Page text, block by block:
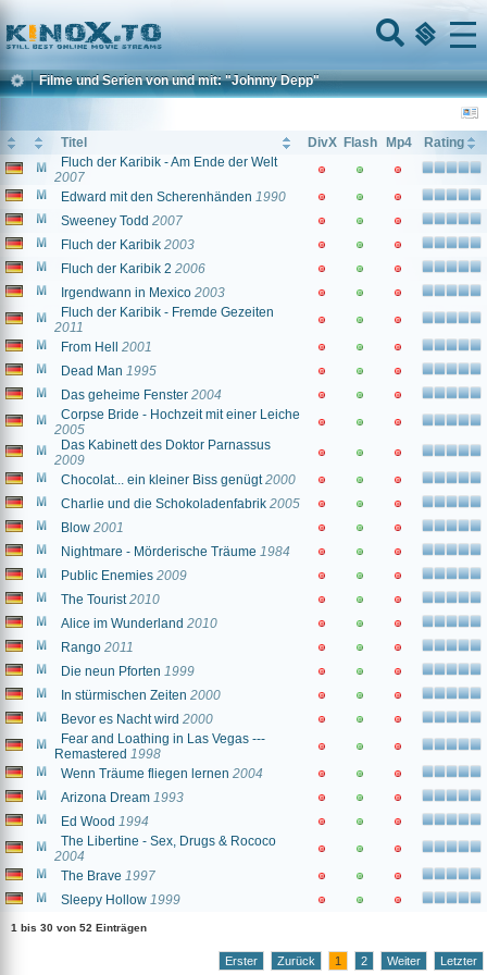
Home
Menu
Filme und Serien von und mit: "Johnny Depp"
Titel DivX Flash Mp4
Rating
Fluch der Karibik - Am Ende der Welt
2007
Edward mit den Scherenhänden 1990
Sweeney Todd 2007
Fluch der Karibik 2003
Fluch der Karibik 2 2006
Irgendwann in Mexico 2003
Fluch der Karibik - Fremde Gezeiten
2011
From Hell
2001
Dead Man 1995
Das geheime Fenster 2004
Corpse Bride - Hochzeit mit einer Leiche
2005
Das Kabinett des Doktor Parnassus
2009
Chocolat... ein kleiner Biss genügt 2000
Charlie und die Schokoladenfabrik 2005
Blow 2001
Nightmare - Mörderische Träume 1984
Public Enemies 2009
The Tourist 2010
Alice im Wunderland 2010
Rango 2011
Die neun Pforten 1999
In stürmischen Zeiten 2000
Bevor es Nacht wird 2000
Fear and Loathing in Las Vegas ---
Remastered 1998
Wenn Träume fliegen lernen 2004
Arizona Dream 1993
Ed Wood 1994
The Libertine - Sex, Drugs & Rococo
2004
The Brave 1997
Sleepy Hollow 1999
1 bis 30 von 52 Einträgen
Erster Zurück 1 2 Weiter Letzter